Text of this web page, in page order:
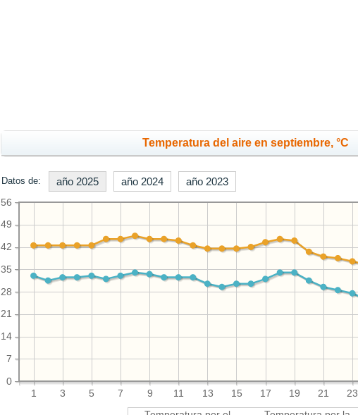
Temperatura del aire en septiembre, °C
Datos de: año 2025 año 2024 año 2023
1 3 5 7 9 11 13 15 17 19 21 23
0
7
14
21
28
35
42
49
56